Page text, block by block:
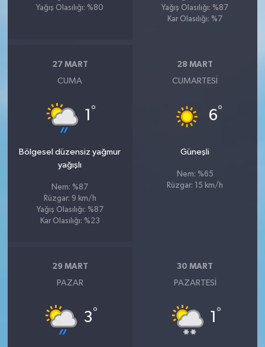
Yağış Olasılığı: %80
Yağış Olasılığı: %87
Kar Olasılığı: %7
27 MART
CUMA
1 °
Bölgesel düzensiz yağmur
yağışlı
Nem: %87
Rüzgar: 9 km/h
Yağış Olasılığı: %87
Kar Olasılığı: %23
28 MART
CUMARTESI
6°
Güneşli
Nem: %65
Rüzgar: 15 km/h
29 MART
PAZAR
3°
30 MART
PAZARTESI
1 °